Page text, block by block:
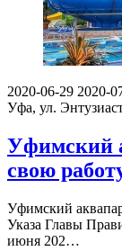
2020-06-29 2020-
Уфа, ул.
Уфимский
свою
Уфимский
Указа Главы
июня 202…